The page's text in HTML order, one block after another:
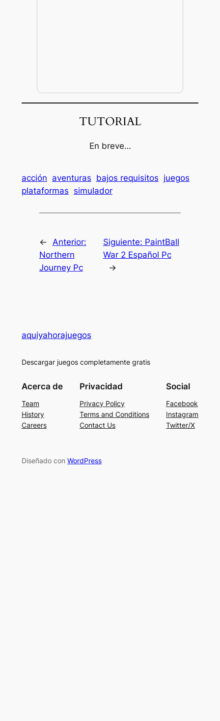
TUTORIAL
En breve…
acción aventuras bajos requisitos juegos
plataformas simulador
←
Anterior:
Northern
Journey Pc
Siguiente: PaintBall
War 2 Español Pc
→
aquiyahorajuegos
Descargar juegos completamente gratis
Acerca de
Team
History
Careers
Privacidad
Privacy Policy
Terms and Conditions
Contact Us
Social
Facebook
Instagram
Twitter/X
Diseñado con WordPress